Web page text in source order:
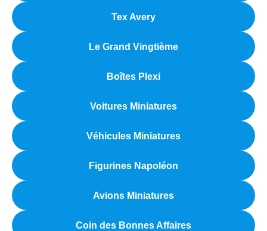
Tex Avery
Le Grand Vingtième
Boîtes Plexi
Voitures Miniatures
Véhicules Miniatures
Figurines Napoléon
Avions Miniatures
Coin des Bonnes Affaires